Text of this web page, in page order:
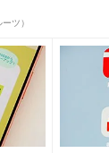
ツ）